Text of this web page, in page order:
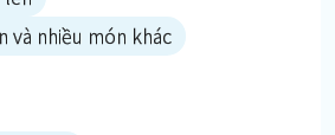
và nhiều món khác